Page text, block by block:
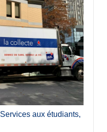
Services aux étudiants,